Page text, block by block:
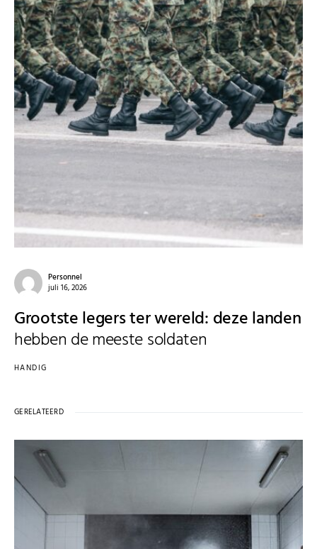
Personnel
juli 16, 2026
Grootste legers ter wereld: deze landen
hebben de meeste soldaten
HANDIG
GERELATEERD